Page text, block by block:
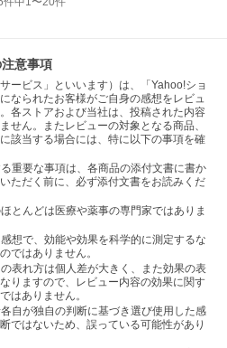
意事項
ービス」といいます）は、「Yahoo!ショ
なられたお客様がご自身の感想をレビュ
各ストアおよび当社は、投稿された内容
せん。またレビューの対象となる商品、
該当する場合には、特に以下の事項を確
重要な事項は、各商品の添付文書に書か
ただく前に、必ず添付文書をお読みくだ
とんどは医療や薬事の専門家ではありま
想で、効能や効果を科学的に測定するな
ではありません。
表れ方は個人差が大きく、また効果の表
りますので、レビュー内容の効果に関す
はありません。
自が独自の判断に基づき選び使用した感
ではないため、誤っている可能性があり